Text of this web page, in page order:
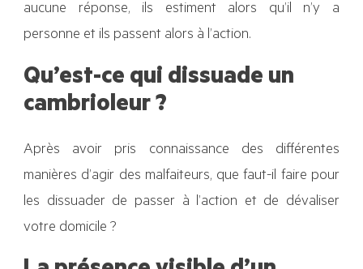
aucune réponse, ils estiment alors qu’il n’y a
personne et ils passent alors à l’action.
Qu’est-ce qui dissuade un
cambrioleur ?
Après avoir pris connaissance des différentes
manières d’agir des malfaiteurs, que faut-il faire pour
les dissuader de passer à l’action et de dévaliser
votre domicile ?